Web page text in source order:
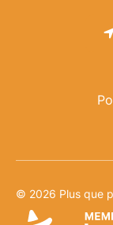
© 2026 Plus que